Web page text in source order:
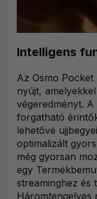
Intelligens
Az Osmo
nyújt,
végeredményt. A
forgatható
lehetővé
optimalizált
még gyorsan
egy
streaminghez és
Háromtengelyes